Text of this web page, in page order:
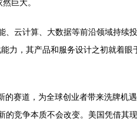
巨大。
云计算、大数据等前沿领域持续
力，其产品和服务设计之初就着
赛道，为全球创业者带来洗牌机
竞争本质不会改变。美国凭借其